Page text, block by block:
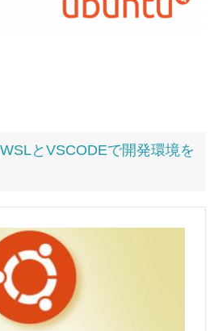
とVSCODEで開発環境を